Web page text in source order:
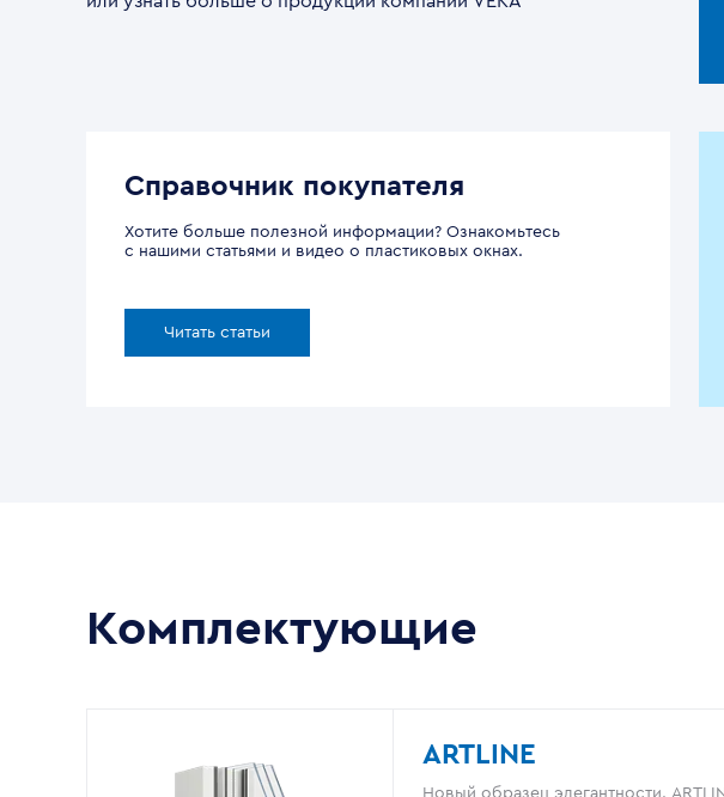
Справочник покупателя
Хотите больше полезной информации? Ознакомьтесь
с нашими статьями и видео о пластиковых окнах.
Читать статьи
Комплектующие
ARTLINE
Новый образец элегантности.